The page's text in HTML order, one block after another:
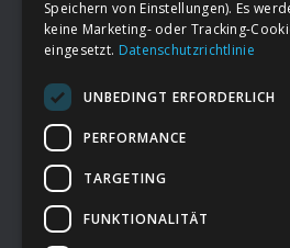
FooterDeine Spende
→ Impressum
→Kontakt zum PAO Team
Speichern von Einstellungen). Es
keine Marketing- oder Tracking-
eingesetzt. Datenschutzrichtlinie
UNBEDINGT ERFORDERLICH
PERFORMANCE
TARGETING
FUNKTIONALITÄT